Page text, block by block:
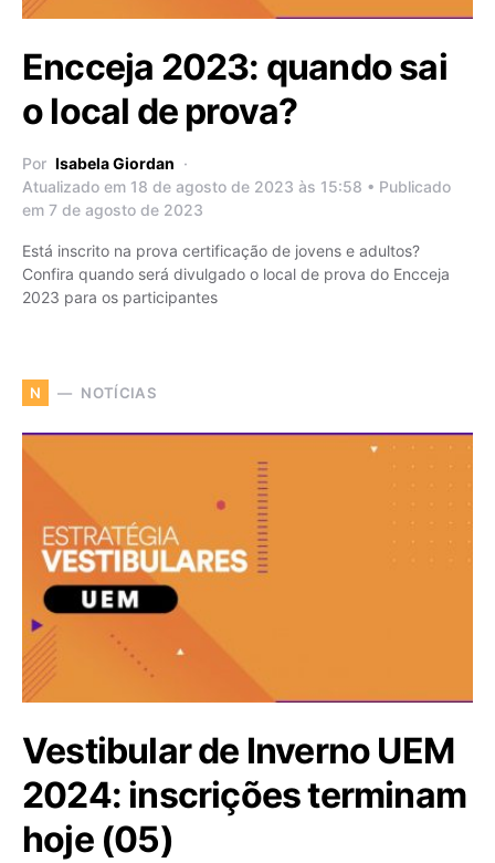
Encceja 2023: quando sai
o local de prova?
Por Isabela Giordan
Atualizado em 18 de agosto de 2023 às 15:58 • Publicado
em 7 de agosto de 2023
Está inscrito na prova certificação de jovens e adultos?
Confira quando será divulgado o local de prova do Encceja
2023 para os participantes
N NOTÍCIAS
Vestibular de Inverno UEM
2024: inscrições terminam
hoje (05)